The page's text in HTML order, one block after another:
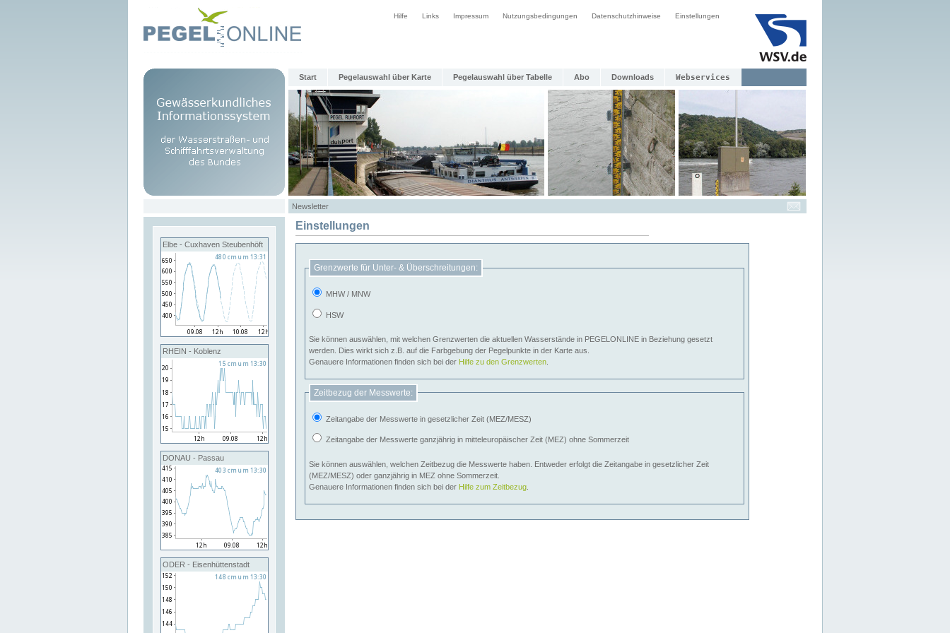
Hilfe Links Impressum Nutzungsbedingungen Datenschutzhinweise Einstellungen
Start Pegelauswahl über Karte Pegelauswahl über Tabelle Abo Downloads Webservices
Newsletter
Elbe - Cuxhaven Steubenhöft
RHEIN - Koblenz
DONAU - Passau
ODER - Eisenhüttenstadt
Einstellungen
Grenzwerte für Unter- & Überschreitungen:
MHW / MNW
HSW
Sie können auswählen, mit welchen Grenzwerten die aktuellen Wasserstände in PEGELONLINE in Beziehung gesetzt
werden. Dies wirkt sich z.B. auf die Farbgebung der Pegelpunkte in der Karte aus.
Genauere Informationen finden sich bei der Hilfe zu den Grenzwerten
Zeitbezug der Messwerte:
Zeitangabe der Messwerte in gesetzlicher Zeit (MEZ/MESZ)
Zeitangabe der Messwerte ganzjährig in mitteleuropäischer Zeit (MEZ) ohne Sommerzeit
Sie können auswählen, welchen Zeitbezug die Messwerte haben. Entweder erfolgt die Zeitangabe in gesetzlicher Zeit
(MEZ/MESZ) oder ganzjährig in MEZ ohne Sommerzeit.
Genauere Informationen finden sich bei der Hilfe zum Zeitbezug